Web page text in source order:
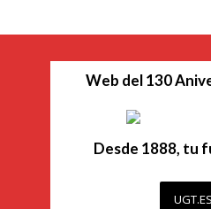
Web del 130
Desde 1888, tu
UGT.ES